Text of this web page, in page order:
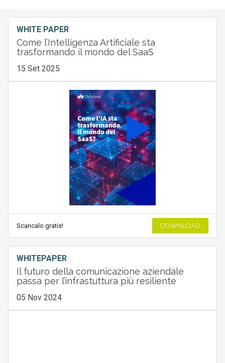
WHITE PAPER
Come l’Intelligenza Artificiale sta
trasformando il mondo del SaaS
15 Set 2025
Scaricalo gratis! DOWNLOAD
WHITEPAPER
Il futuro della comunicazione aziendale
passa per l’infrastuttura più resiliente
05 Nov 2024